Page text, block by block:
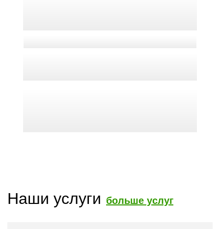
Наши услуги больше услуг